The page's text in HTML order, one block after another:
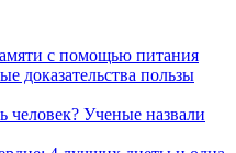
с помощью питания
доказательства пользы
человек? Ученые назвали